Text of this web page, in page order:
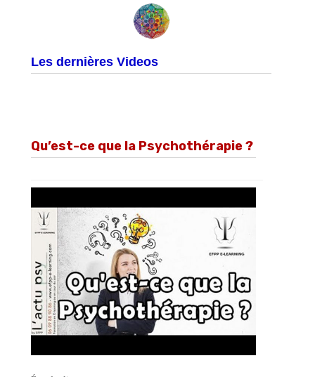
Les dernières Videos
Qu’est-ce que la Psychothérapie ?